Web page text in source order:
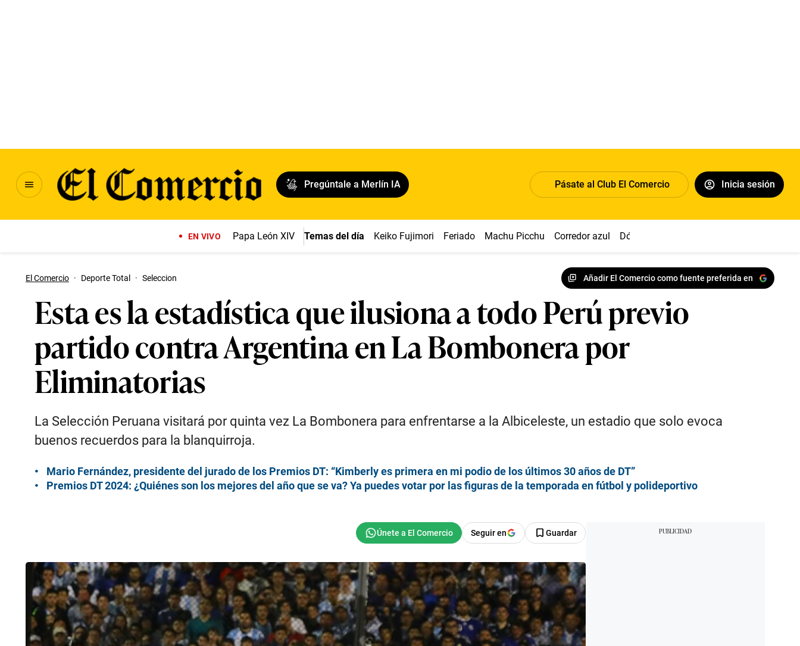
Pregúntale a Merlín IA Pásate al Club El Comercio Inicia sesión
EN VIVO Papa León XIV Temas del día Keiko Fujimori Feriado Machu Picchu Corredor azul Dólar
El Comercio · Deporte Total · Seleccion Añadir El Comercio como fuente preferida en
Esta es la estadística que ilusiona a todo Perú previo
partido contra Argentina en La Bombonera por
Eliminatorias
La Selección Peruana visitará por quinta vez La Bombonera para enfrentarse a la Albiceleste, un estadio que solo evoca
buenos recuerdos para la blanquirroja.
Mario Fernández, presidente del jurado de los Premios DT: “Kimberly es primera en mi podio de los últimos 30 años de DT”
Premios DT 2024: ¿Quiénes son los mejores del año que se va? Ya puedes votar por las figuras de la temporada en fútbol y polideportivo
Seguir en Guardar